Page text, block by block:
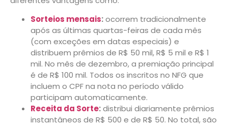
Sorteios mensais:ocorrem tradicionalmente
após as últimas quartas-feiras de cada mês
(com exceções em datas especiais) e
distribuem prêmios de R$ 50 mil, R$ 5 mil e R$ 1
mil. No mês de dezembro, a premiação principal
é de R$ 100 mil. Todos os inscritos no NFG que
incluem o CPF na nota no período válido
participam automaticamente.
Receita da Sorte:distribui diariamente prêmios
instantâneos de R$ 500 e de R$ 50. No total, são